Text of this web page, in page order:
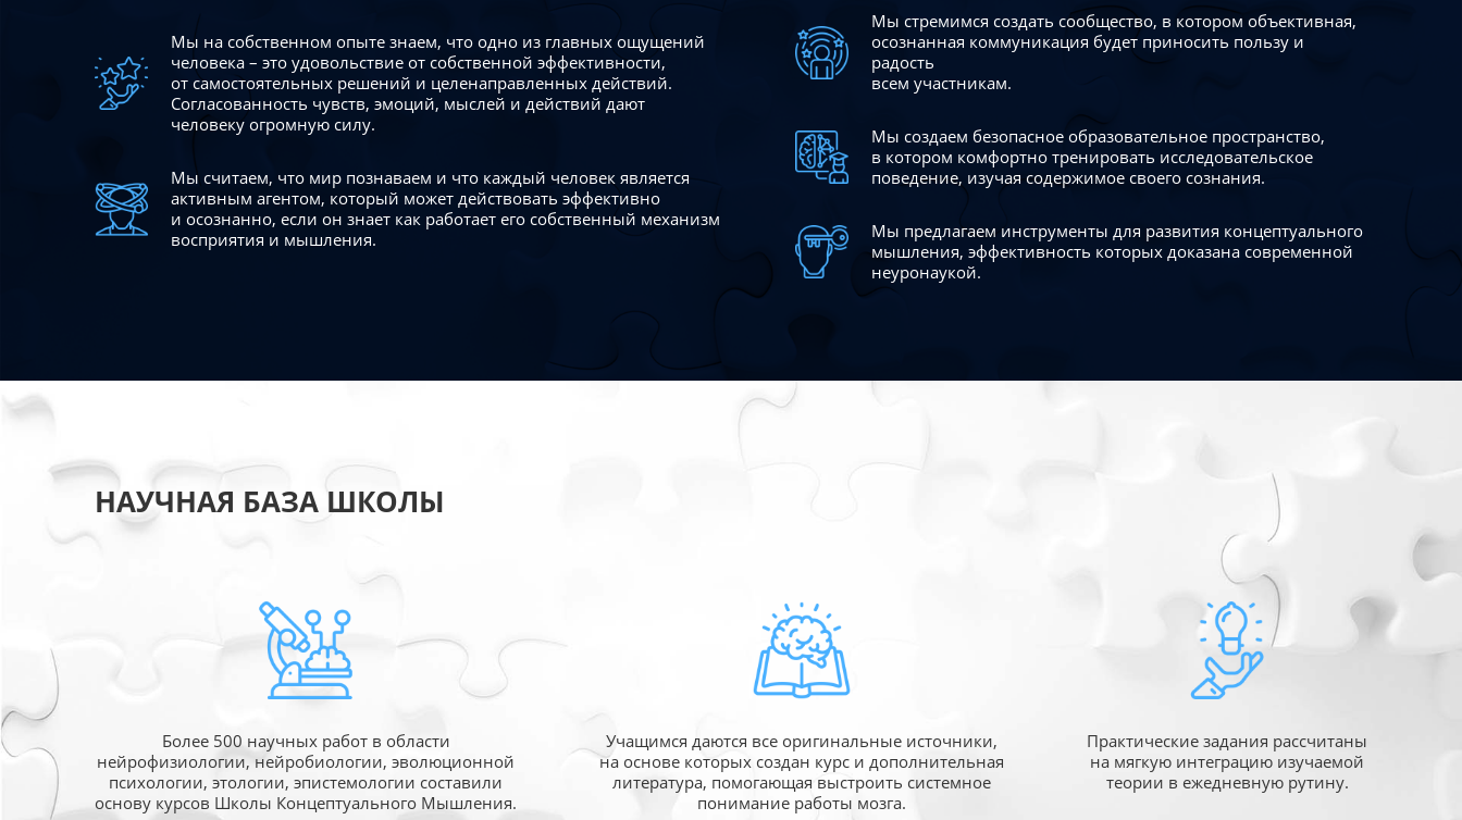
Мы на собственном опыте знаем, что одно из главных ощущений
человека – это удовольствие от собственной эффективности,
от самостоятельных решений и целенаправленных действий.
Согласованность чувств, эмоций, мыслей и действий дают
человеку огромную силу.
Мы считаем, что мир познаваем и что каждый человек является
активным агентом, который может действовать эффективно
и осознанно, если он знает как работает его собственный механизм
восприятия и мышления.
Мы стремимся создать сообщество, в котором объективная,
осознанная коммуникация будет приносить пользу и
радость
всем участникам.
Мы создаем безопасное образовательное пространство,
в котором комфортно тренировать исследовательское
поведение, изучая содержимое своего сознания.
Мы предлагаем инструменты для развития концептуального
мышления, эффективность которых доказана современной
неуронаукой.
НАУЧНАЯ БАЗА ШКОЛЫ
Более 500 научных работ в области
нейрофизиологии, нейробиологии, эволюционной
психологии, этологии, эпистемологии составили
основу курсов Школы Концептуального Мышления.
Учащимся даются все оригинальные источники,
на основе которых создан курс и дополнительная
литература, помогающая выстроить системное
понимание работы мозга.
Практические задания рассчитаны
на мягкую интеграцию изучаемой
теории в ежедневную рутину.